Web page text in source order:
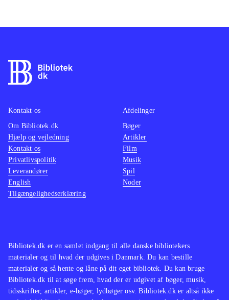
Bibliotek.dk er en samlet indgang til alle danske bibliotekers
materialer og til hvad der udgives i Danmark. Du kan bestille
materialer og så hente og låne på dit eget bibliotek. Du kan bruge
Bibliotek.dk til at søge frem, hvad der er udgivet af bøger, musik,
tidsskrifter, artikler, e-bøger, lydbøger osv. Bibliotek.dk er altså ikke
Kontakt os
Om Bibliotek.dk
Hjælp og vejledning
Kontakt os
Privatlivspolitik
Leverandører
English
Tilgængelighedserklæring
Afdelinger
Bøger
Artikler
Film
Musik
Spil
Noder